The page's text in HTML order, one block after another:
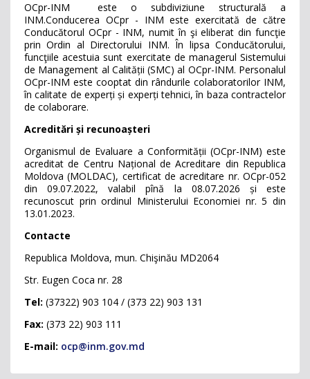
OCpr-INM este o subdiviziune structurală a
INM.Conducerea OCpr - INM este exercitată de către
Conducătorul OCpr - INM, numit în şi eliberat din funcţie
prin Ordin al Directorului INM. În lipsa Conducătorului,
funcţiile acestuia sunt exercitate de managerul Sistemului
de Management al Calității (SMC) al OCpr-INM. Personalul
OCpr-INM este cooptat din rândurile colaboratorilor INM,
în calitate de experți și experți tehnici, în baza contractelor
de colaborare.
Acreditări și recunoașteri
Organismul de Evaluare a Conformității (OCpr-INM) este
acreditat de Centru Național de Acreditare din Republica
Moldova (MOLDAC), certificat de acreditare nr. OCpr-052
din 09.07.2022, valabil pînă la 08.07.2026 și este
recunoscut prin ordinul Ministerului Economiei nr. 5 din
13.01.2023.
Contacte
Republica Moldova, mun. Chişinău MD2064
Str. Eugen Coca nr. 28
Tel: (37322) 903 104 / (373 22) 903 131
Fax: (373 22) 903 111
E-mail: ocp@inm.gov.md